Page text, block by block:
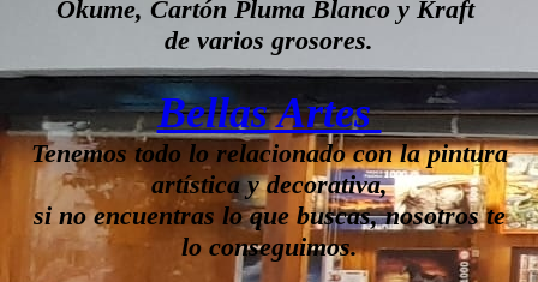
Okume, Cartón Pluma Blanco y Kraft
de varios grosores.
Bellas Artes
Tenemos todo lo relacionado con la pintura
artística y decorativa,
si no encuentras lo que buscas, nosotros te
lo conseguimos.